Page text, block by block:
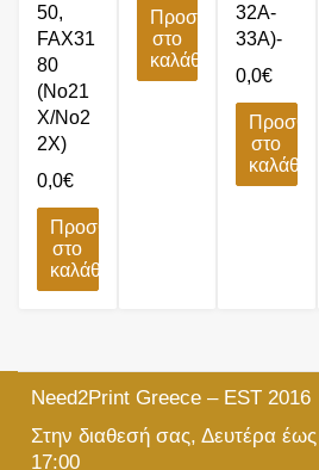
50,
FAX31
80
(No21
X/No2
2X)
0,0€
Προσθήκη
στο
καλάθι
Προσθήκη
στο
καλάθι
32A-
33A)-
0,0€
στο
καλάθι
Need2Print Greece – EST 2016
Στην διαθεσή σας, Δευτέρα
17:00